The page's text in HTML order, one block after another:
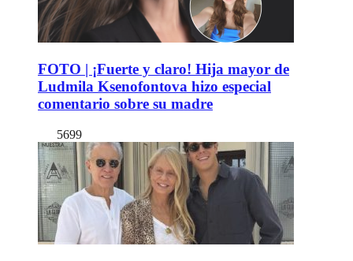
FOTO | ¡Fuerte y claro! Hija mayor de
Ludmila Ksenofontova hizo especial
comentario sobre su madre
5699